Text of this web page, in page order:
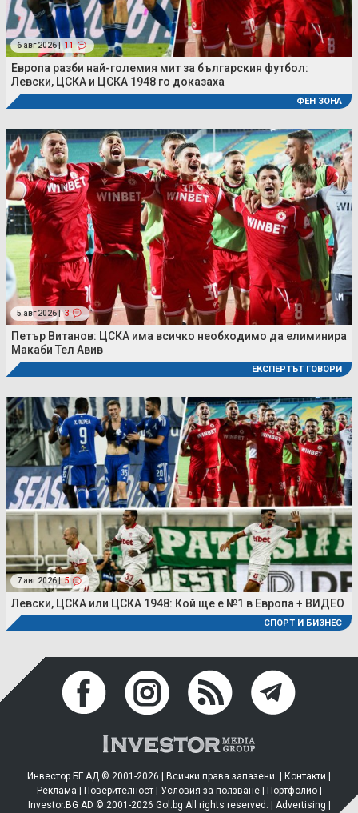
6 авг 2026 | 11
Европа разби най-големия мит за българския футбол:
Левски, ЦСКА и ЦСКА 1948 го доказаха
ФЕН ЗОНА
5 авг 2026 | 3
Петър Витанов: ЦСКА има всичко необходимо да елиминира
Макаби Тел Авив
ЕКСПЕРТЪТ ГОВОРИ
7 авг 2026 | 5
Левски, ЦСКА или ЦСКА 1948: Кой ще е №1 в Европа + ВИДЕО
СПОРТ И БИЗНЕС
Инвестор.БГ АД © 2001-2026 | Всички права запазени. | Контакти
Реклама
Поверителност| Условия за ползване| Портфолио|
Investor.BG AD © 2001-2026 Gol.bg All rights reserved. | Advertising